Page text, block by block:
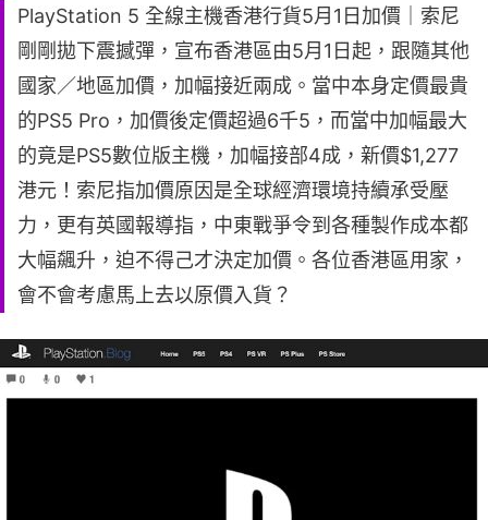
PlayStation 5 全線主機香港行貨5月1日加價｜索尼
剛剛拋下震撼彈，宣布香港區由5月1日起，跟隨其他
國家／地區加價，加幅接近兩成。當中本身定價最貴
的PS5 Pro，加價後定價超過6千5，而當中加幅最大
的竟是PS5數位版主機，加幅接部4成，新價$1,277
港元！索尼指加價原因是全球經濟環境持續承受壓
力，更有英國報導指，中東戰爭令到各種製作成本都
大幅飆升，迫不得己才決定加價。各位香港區用家，
會不會考慮馬上去以原價入貨？